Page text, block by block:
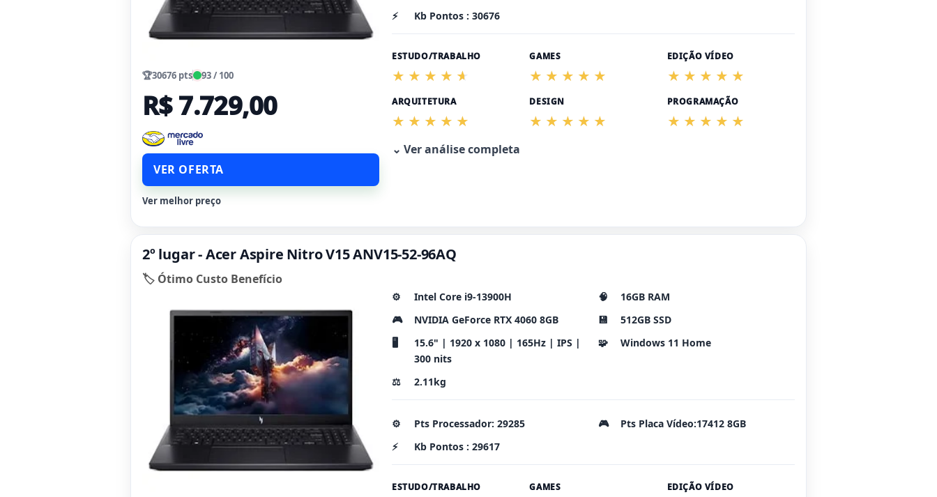
🏆30676 pts 93 / 100
R$ 7.729,00
VER OFERTA
Ver melhor preço
⚡
Kb Pontos : 30676
ESTUDO/TRABALHO GAMES EDIÇÃO VÍDEO
ARQUITETURA DESIGN PROGRAMAÇÃO
⌄ Ver análise completa
2º lugar - Acer Aspire Nitro V15 ANV15-52-96AQ
🏷️ Ótimo Custo Benefício
⚙️ Intel Core i9-13900H 🧠
16GB RAM
🎮
NVIDIA GeForce RTX 4060 8GB 💾
512GB SSD
🖥️
15.6" | 1920 x 1080 | 165Hz | IPS |
300 nits
🧩 Windows 11 Home
⚖️ 2.11kg
⚙️ Pts Processador: 29285 🎮
Pts Placa Vídeo:17412 8GB
⚡
Kb Pontos : 29617
ESTUDO/TRABALHO GAMES EDIÇÃO VÍDEO